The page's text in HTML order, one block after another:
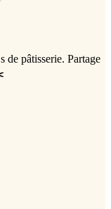
de pâtisserie. Partage